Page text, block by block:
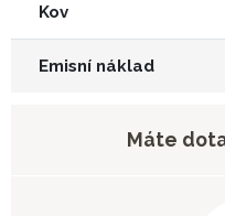
Kov
Emisní náklad
Máte